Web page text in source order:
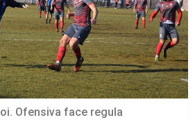
Ofensiva face regula